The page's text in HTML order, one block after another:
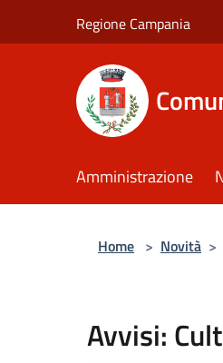
Regione Campania
Amministrazione
Home > Novità >
Avvisi: